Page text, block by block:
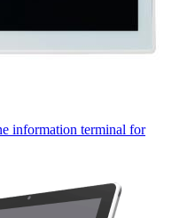
information terminal for